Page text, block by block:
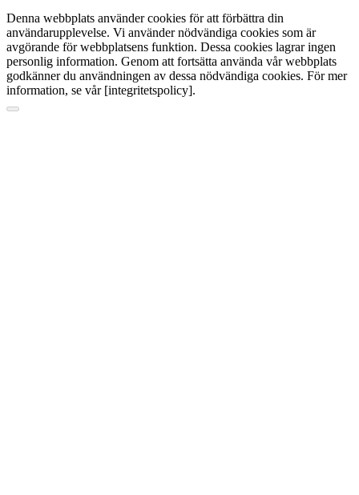
Denna webbplats använder cookies för att förbättra din
användarupplevelse. Vi använder nödvändiga cookies som är
avgörande för webbplatsens funktion. Dessa cookies lagrar ingen
personlig information. Genom att fortsätta använda vår webbplats
godkänner du användningen av dessa nödvändiga cookies. För mer
information, se vår [integritetspolicy].